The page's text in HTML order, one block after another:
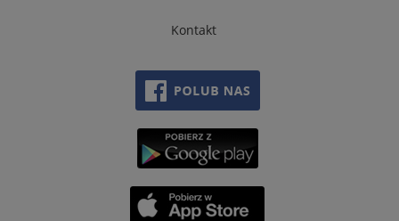
Kontakt